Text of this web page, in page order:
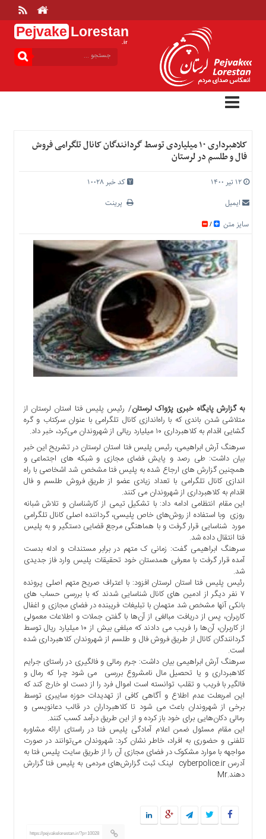
Pejvake Lorestan
.ir
بالا
خانه
ارتباط
درباره
منوی
اجتماعی
علمی
آموزشی
دسترسی
ارتباط
برگه
تعرفه
درباره
اخبار
سایت
ارتباط
برگه
نمونه
تعرفه
درباره
چند
رسانه
برگه
کلاهبرداری ۱۰ میلیاردی توسط گردانندگان کانال تلگرامی فروش
فال و طلسم در لرستان
۱۲ تیر ۱۴۰۰
کد خبر 10028
ایمیل
پرینت
سایز متن
/
به گزارش پایگاه خبری پژواک لرستان/ رئیس پلیس فتا استان لرستان از
متلاشی شدن باندی که با راه‌اندازی کانال تلگرامی با عنوان سرکتاب و گره
گشایی اقدام به کلاهبرداری ۱۰ میلیارد ریالی از شهروندان می‌کرد، خبر داد.
سرهنگ آرش ابراهیمی، رئیس پلیس فتا استان لرستان در تشریح این خبر
بیان داشت: طی رصد و پایش فضای مجازی و شبکه های اجتماعی و
همچنین گزارش های ارجاع شده به پلیس فتا مشخص شد اشخاصی با راه
اندازی کانال تلگرامی با تعداد زیادی عضو از طریق فروش طلسم و فال
اقدام به کلاهبرداری از شهروندان می کنند.
این مقام انتظامی ادامه داد: با تشکیل تیمی از کارشناسان و تلاش شبانه
روزی وبا استفاده از روش‌های خاص پلیسی، گرداننده اصلی کانال تلگرامی
مورد شناسایی قرار گرفت و با هماهنگی مرجع قضایی دستگیر و به پلیس
فتا انتقال داده شد.
سرهنگ ابراهیمی گفت: زمانی ک متهم در برابر مستندات و ادله بدست
آمده قرار گرفت با معرفی همدستان خود تحقیقات پلیس وارد فاز جدیدی
شد.
رئیس پلیس فتا استان لرستان افزود: با اعتراف صریح متهم اصلی پرونده
۷ نفر دیگر از ادمین های کانال شناسایی شدند که با بررسی حساب های
بانکی آنها مشخص شد متهمان با تبلیغات فریبنده در فضای مجازی و اغفال
کاربران، پس از دریافت مبالغی از آن‌ها با گفتن جملات و اطلاعات معمولی
از کاربران، آن‌ها را فریب می دادند که مبلغی بیش از ۱۰ میلیارد ریال توسط
گردانندگان کانال از طریق فروش فال و طلسم از شهروندان کلاهبرداری شده
است.
سرهنگ آرش ابراهیمی بیان داشت: جرم رمالی و فالگیری در راستای جرایم
کلاهبرداری و یا تحصیل مال نامشروع بررسی می شود چرا که رمال و
فالگیر با فریب و تقلب توانسته است اموال فرد را از دست او خارج کند که
این امربعلت عدم اطلاع و آگاهی کافی از تهدیدات حوزه سایبری توسط
برخی از شهروندان باعث می شود تا کلاهبرداران در قالب دعانویسی و
رمالی دکان‌هایی برای خود باز کرده و از این طریق درآمد کسب کنند.
این مقام مسئول ضمن اعلام آمادگی پلیس فتا در راستای ارائه مشاوره
تلفنی و حضوری به افراد، خاطر نشان کرد: شهروندان می‌توانند در صورت
مواجهه با موارد مشکوک در فضای مجازی آن را از طریق سایت پلیس فتا به
آدرس cyberpolice.ir لینک ثبت گزارش‌های مردمی به پلیس فتا گزارش
دهند.Mr
https://pejvakelorestan.ir/?p=10028